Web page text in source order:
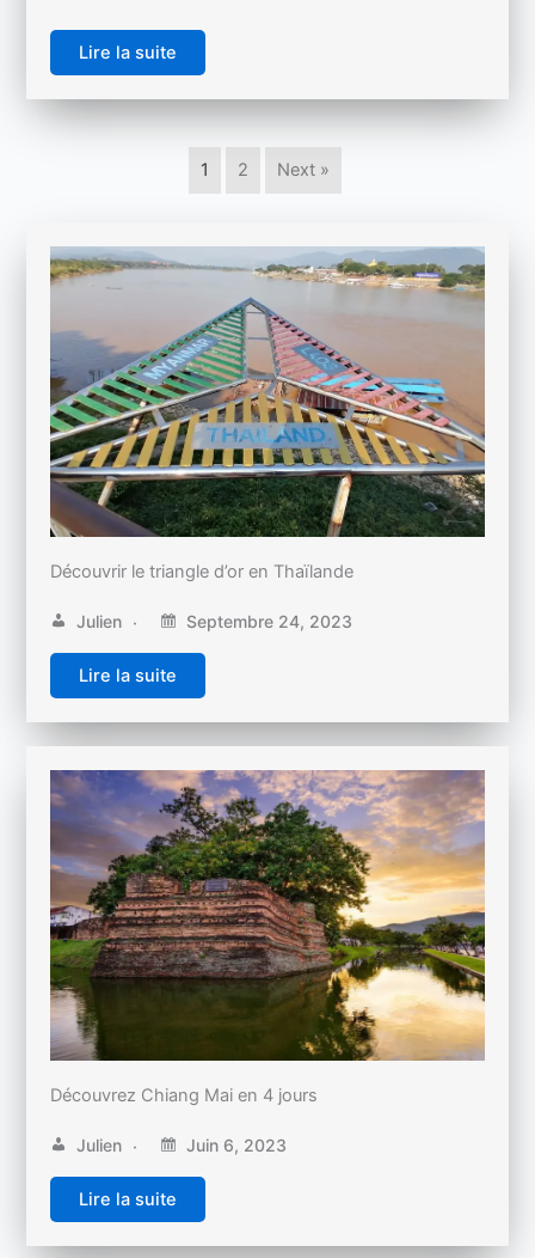
Lire la suite
1 2 Next »
Découvrir le triangle d’or en Thaïlande
Julien Septembre 24, 2023
Lire la suite
Découvrez Chiang Mai en 4 jours
Julien Juin 6, 2023
Lire la suite